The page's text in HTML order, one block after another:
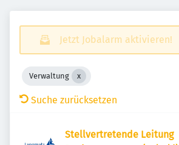
Jetzt Jobalarm aktivieren!
Verwaltung
Suche zurücksetzen
Stellvertretende Leitung